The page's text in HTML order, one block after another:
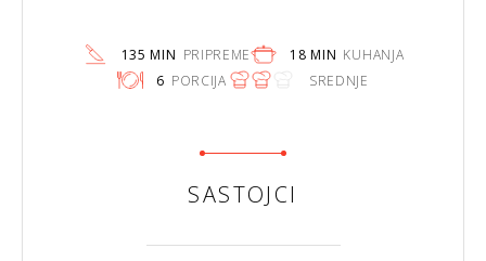
135 MIN PRIPREME 18 MIN KUHANJA
6 PORCIJA SREDNJE
SASTOJCI